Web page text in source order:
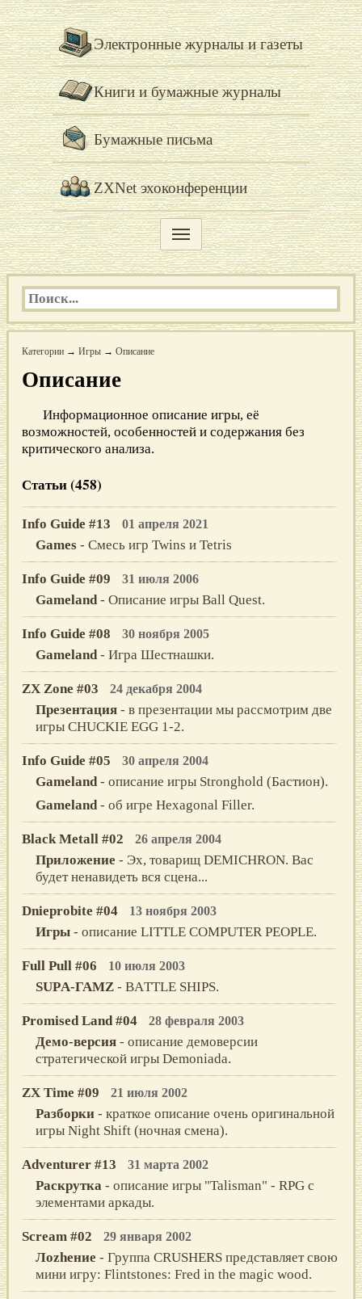
Электронные журналы и газеты
Книги и бумажные журналы
Бумажные письма
ZXNet эхоконференции
Категории → Игры → Описание
Описание
Информационное описание игры, её
возможностей, особенностей и содержания без
критического анализа.
Статьи (458)
Info Guide #13 01 апреля 2021
Games - Смесь игр Twins и Tetris
Info Guide #09 31 июля 2006
Gameland - Описание игры Ball Quest.
Info Guide #08 30 ноября 2005
Gameland - Игра Шестнашки.
ZX Zone #03 24 декабря 2004
Презентация - в презентации мы рассмотрим две
игры CНUCKIE EGG 1-2.
Info Guide #05 30 апреля 2004
Gameland - описание игры Stronghold (Бастион).
Gameland - об игре Hexagonal Filler.
Black Metall #02 26 апреля 2004
Приложение - Эх, товарищ DEMICHRON. Вас
будет ненавидеть вся сцена...
Dnieprobite #04 13 ноября 2003
Игры - описание LITTLE COMPUTER PEOPLE.
Full Pull #06 10 июля 2003
SUPА-ГАMZ - BАTTLE SНIPS.
Promised Land #04 28 февраля 2003
Демо-версия - описание демоверсии
стратегической игры Demoniada.
ZX Time #09 21 июля 2002
Разборки - краткое описание очень оригинальной
игры Night Shift (ночная смена).
Adventurer #13 31 марта 2002
Раскрутка - описание игры "Talisman" - RPG с
элементами аркады.
Scream #02 29 января 2002
Лоzheние - Группа CRUSHERS представляет свою
мини игру: Flintstones: Fred in the magic wood.